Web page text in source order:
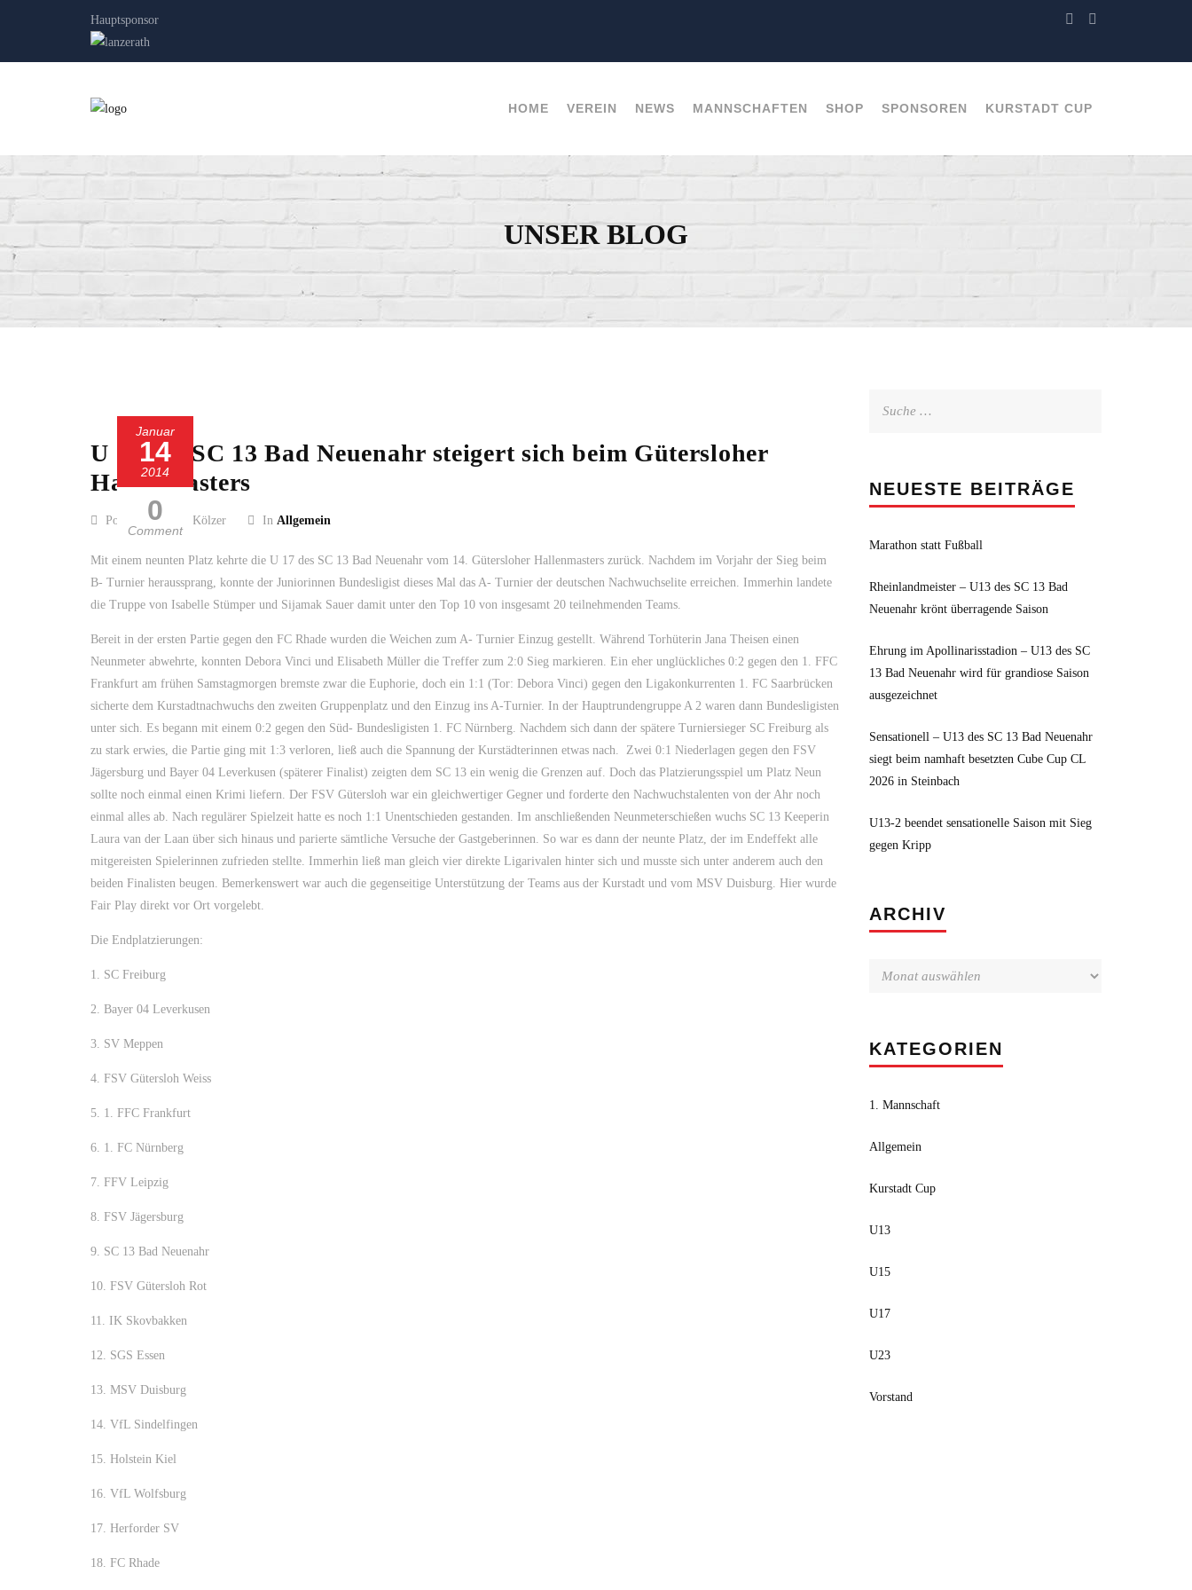
Hauptsponsor
HOME VEREIN NEWS MANNSCHAFTEN SHOP SPONSOREN KURSTADT CUP
UNSER BLOG
Januar
14
2014
0
Comment
U 17 des SC 13 Bad Neuenahr steigert sich beim Gütersloher
Hallenmasters
Posted by Guido Kölzer In Allgemein
Mit einem neunten Platz kehrte die U 17 des SC 13 Bad Neuenahr vom 14. Gütersloher Hallenmasters zurück. Nachdem im Vorjahr der Sieg beim
B- Turnier heraussprang, konnte der Juniorinnen Bundesligist dieses Mal das A- Turnier der deutschen Nachwuchselite erreichen. Immerhin landete
die Truppe von Isabelle Stümper und Sijamak Sauer damit unter den Top 10 von insgesamt 20 teilnehmenden Teams.
Bereit in der ersten Partie gegen den FC Rhade wurden die Weichen zum A- Turnier Einzug gestellt. Während Torhüterin Jana Theisen einen
Neunmeter abwehrte, konnten Debora Vinci und Elisabeth Müller die Treffer zum 2:0 Sieg markieren. Ein eher unglückliches 0:2 gegen den 1. FFC
Frankfurt am frühen Samstagmorgen bremste zwar die Euphorie, doch ein 1:1 (Tor: Debora Vinci) gegen den Ligakonkurrenten 1. FC Saarbrücken
sicherte dem Kurstadtnachwuchs den zweiten Gruppenplatz und den Einzug ins A-Turnier. In der Hauptrundengruppe A 2 waren dann Bundesligisten
unter sich. Es begann mit einem 0:2 gegen den Süd- Bundesligisten 1. FC Nürnberg. Nachdem sich dann der spätere Turniersieger SC Freiburg als
zu stark erwies, die Partie ging mit 1:3 verloren, ließ auch die Spannung der Kurstädterinnen etwas nach. Zwei 0:1 Niederlagen gegen den FSV
Jägersburg und Bayer 04 Leverkusen (späterer Finalist) zeigten dem SC 13 ein wenig die Grenzen auf. Doch das Platzierungsspiel um Platz Neun
sollte noch einmal einen Krimi liefern. Der FSV Gütersloh war ein gleichwertiger Gegner und forderte den Nachwuchstalenten von der Ahr noch
einmal alles ab. Nach regulärer Spielzeit hatte es noch 1:1 Unentschieden gestanden. Im anschließenden Neunmeterschießen wuchs SC 13 Keeperin
Laura van der Laan über sich hinaus und parierte sämtliche Versuche der Gastgeberinnen. So war es dann der neunte Platz, der im Endeffekt alle
mitgereisten Spielerinnen zufrieden stellte. Immerhin ließ man gleich vier direkte Ligarivalen hinter sich und musste sich unter anderem auch den
beiden Finalisten beugen. Bemerkenswert war auch die gegenseitige Unterstützung der Teams aus der Kurstadt und vom MSV Duisburg. Hier wurde
Fair Play direkt vor Ort vorgelebt.
Die Endplatzierungen:
1. SC Freiburg
2. Bayer 04 Leverkusen
3. SV Meppen
4. FSV Gütersloh Weiss
5. 1. FFC Frankfurt
6. 1. FC Nürnberg
7. FFV Leipzig
8. FSV Jägersburg
9. SC 13 Bad Neuenahr
10. FSV Gütersloh Rot
11. IK Skovbakken
12. SGS Essen
13. MSV Duisburg
14. VfL Sindelfingen
15. Holstein Kiel
16. VfL Wolfsburg
17. Herforder SV
18. FC Rhade
NEUESTE BEITRÄGE
Marathon statt Fußball
Rheinlandmeister – U13 des SC 13 Bad
Neuenahr krönt überragende Saison
Ehrung im Apollinarisstadion – U13 des SC
13 Bad Neuenahr wird für grandiose Saison
ausgezeichnet
Sensationell – U13 des SC 13 Bad Neuenahr
siegt beim namhaft besetzten Cube Cup CL
2026 in Steinbach
U13-2 beendet sensationelle Saison mit Sieg
gegen Kripp
ARCHIV
KATEGORIEN
1. Mannschaft
Allgemein
Kurstadt Cup
U13
U15
U17
U23
Vorstand